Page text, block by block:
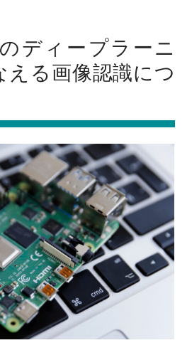
ディープラーニ
える画像認識につ